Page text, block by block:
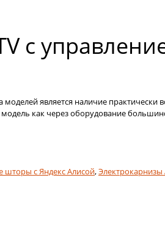
с
является наличие
как через оборудование
шторы с Яндекс Алисой,